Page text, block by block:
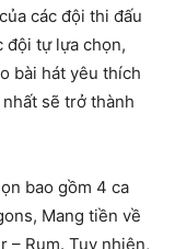
các đội thi đấu
đội tự lựa chọn,
bài hát yêu thích
sẽ trở thành
bao gồm 4 ca
Mang tiền về
– Rum. Tuy nhiên,